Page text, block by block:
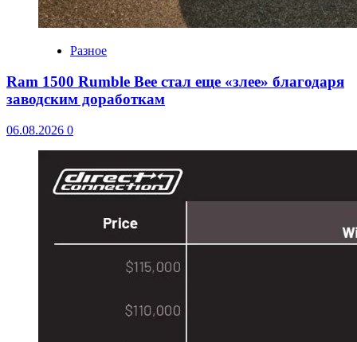
Разное
Ram 1500 Rumble Bee стал еще «злее» благодаря
заводским доработкам
06.08.2026 0